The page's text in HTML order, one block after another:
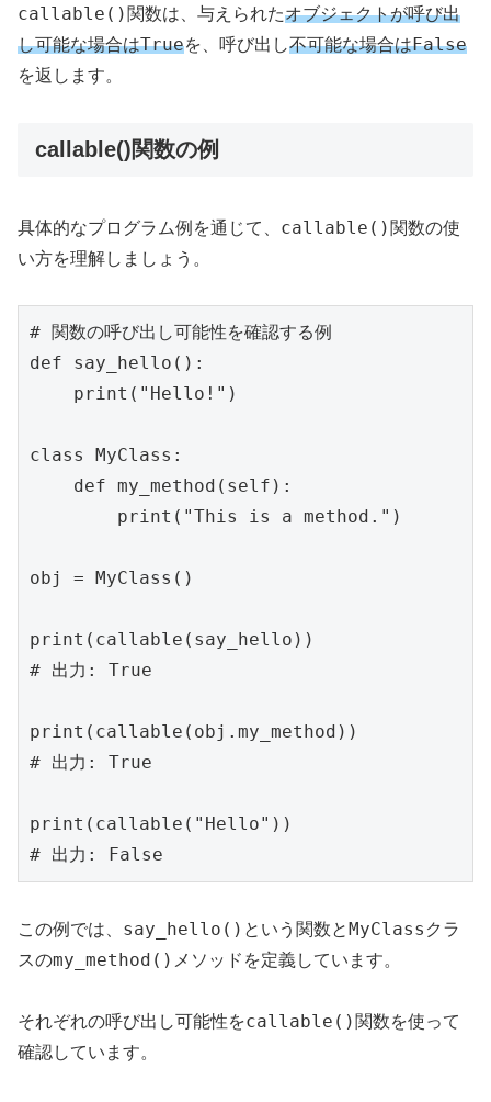
callable() 関数は、与えられたオブジェクトが呼び出
し可能な場合はTrueを、呼び出し不可能な場合はFalse
を返します。
callable()関数の例
具体的なプログラム例を通じて、 callable() 関数の使
い方を理解しましょう。
# 関数の呼び出し可能性を確認する例
def say_hello():
    print("Hello!")
class MyClass:
    def my_method(self):
        print("This is a method.")
obj = MyClass()
print(callable(say_hello))
# 出力: True
print(callable(obj.my_method))
# 出力: True
print(callable("Hello"))
この例では、 say_hello() という関数とMyClass クラ
スのmy_method() メソッドを定義しています。
それぞれの呼び出し可能性をcallable() 関数を使って
確認しています。